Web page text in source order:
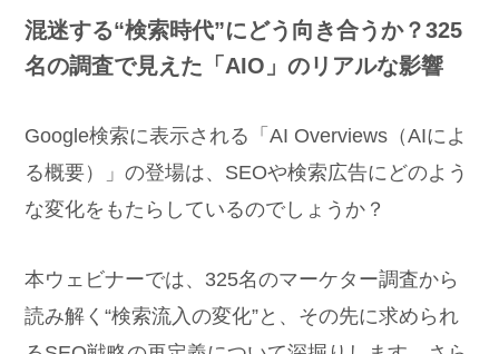
混迷する“検索時代”にどう向き合うか？325
名の調査で見えた「AIO」のリアルな影響
Google検索に表示される「AI Overviews（AIによ
る概要）」の登場は、SEOや検索広告にどのよう
な変化をもたらしているのでしょうか？
本ウェビナーでは、325名のマーケター調査から
読み解く“検索流入の変化”と、その先に求められ